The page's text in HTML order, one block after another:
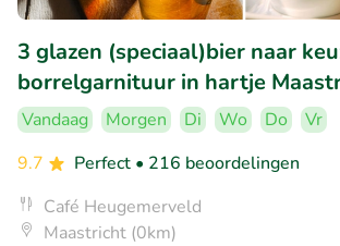
3 glazen (speciaal)bier naar
borrelgarnituur in hartje
Vandaag Morgen Di Wo Do
Vr
9.7
Perfect • 216 beoordelingen
Café Heugemerveld
Maastricht (0km)